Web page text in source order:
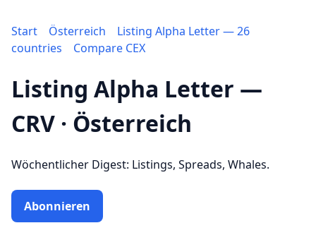
Start Österreich
Listing Alpha Letter — 26
countries
Compare CEX
Listing Alpha Letter —
CRV · Österreich
Wöchentlicher Digest: Listings, Spreads, Whales.
Abonnieren